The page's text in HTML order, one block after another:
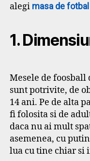
alegi masa de fotbal
1.
Mesele de
sunt potrivite, de
14 ani. Pe de alta
fi folosita si de
daca nu ai mult
asemenea, cu
lua cu tine chiar si